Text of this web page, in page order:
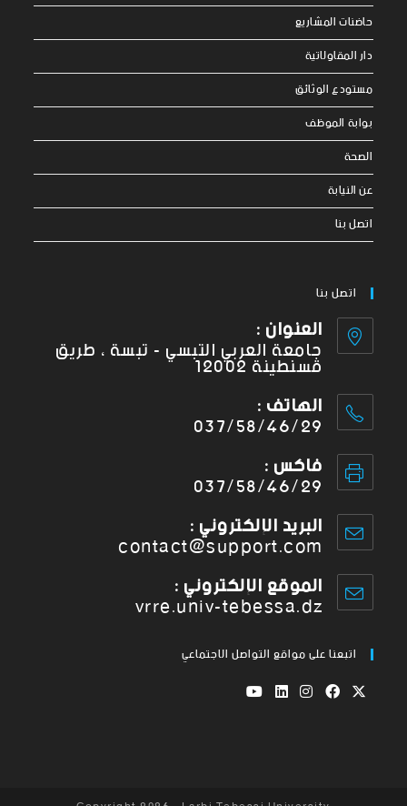
حاضنات المشاريع
دار المقاولاتية
مستودع الوثائق
بوابة الموظف
الصحة
عن النيابة
اتصل بنا
اتصل بنا
العنوان :
جامعة العربي التبسي - تبسة ، طريق
قسنطينة 12002
الهاتف :
037/58/46/29
فاكس :
037/58/46/29
البريد الإلكتروني :
contact@support.com
الموقع الإلكتروني :
vrre.univ-tebessa.dz
اتبعنا على مواقع التواصل الاجتماعي